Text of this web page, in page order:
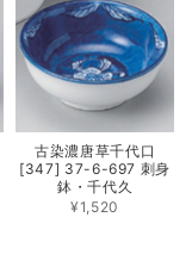
古染濃唐草千代口
[347] 37-6-697 刺身
鉢・千代久
¥1,520